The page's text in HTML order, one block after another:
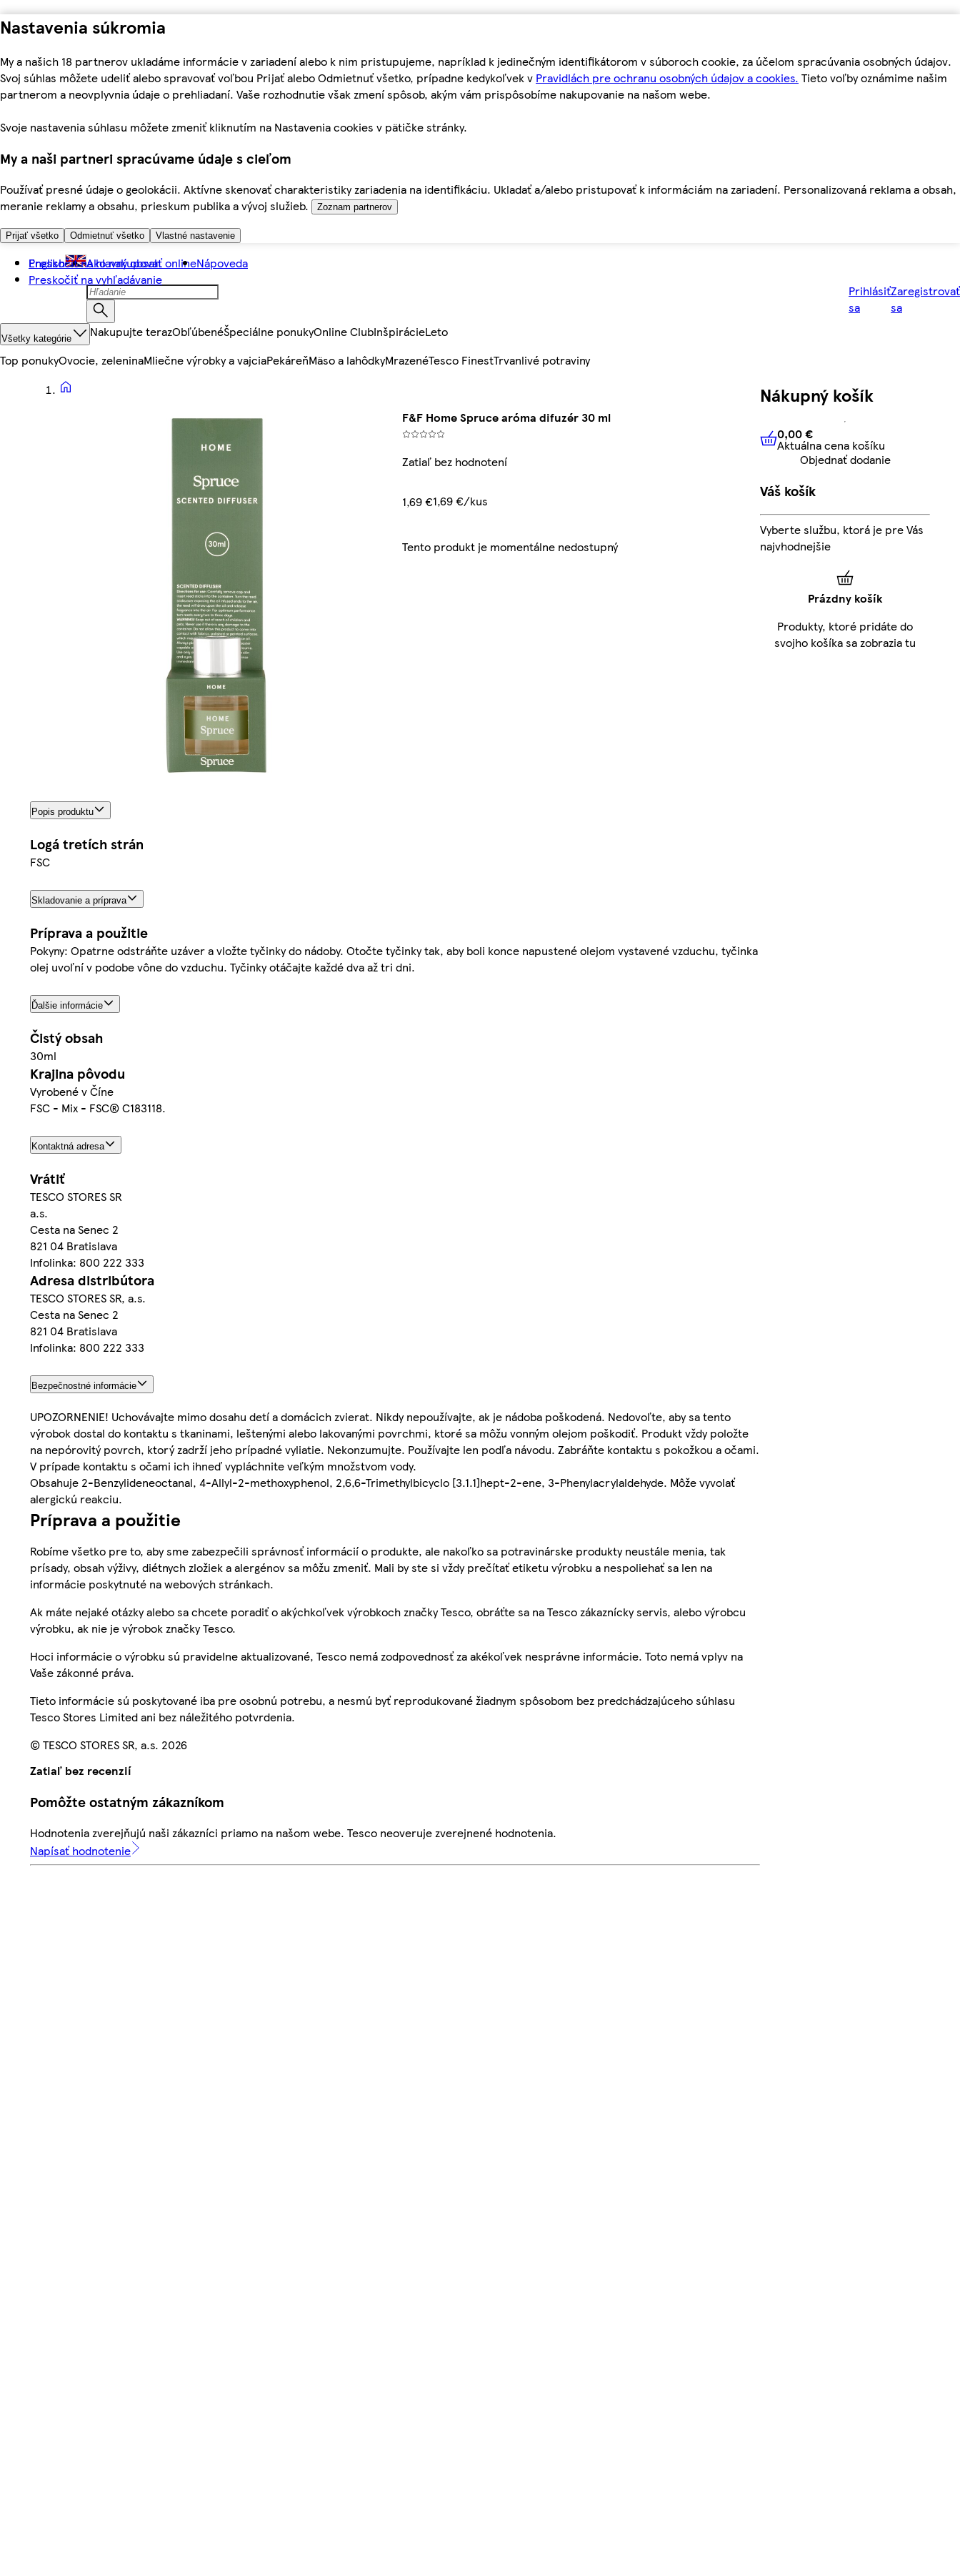
Nastavenia súkromia
My a našich 18 partnerov ukladáme informácie v zariadení alebo k nim pristupujeme, napríklad k jedinečným identifikátorom v súboroch cookie, za účelom spracúvania osobných údajov.
Svoj súhlas môžete udeliť alebo spravovať voľbou Prijať alebo Odmietnuť všetko, prípadne kedykoľvek v Pravidlách pre ochranu osobných údajov a cookies. Tieto voľby oznámime našim
partnerom a neovplyvnia údaje o prehliadaní. Vaše rozhodnutie však zmení spôsob, akým vám prispôsobíme nakupovanie na našom webe.
Svoje nastavenia súhlasu môžete zmeniť kliknutím na Nastavenia cookies v pätičke stránky.
My a naši partneri spracúvame údaje s cieľom
Používať presné údaje o geolokácii. Aktívne skenovať charakteristiky zariadenia na identifikáciu. Ukladať a/alebo pristupovať k informáciám na zariadení. Personalizovaná reklama a obsah,
meranie reklamy a obsahu, prieskum publika a vývoj služieb.
Zoznam partnerov
Prijať všetko Odmietnuť všetko Vlastné nastavenie
Preskočiť na hlavný obsah
Preskočiť na vyhľadávanie
English Ako nakupovať onlineNápoveda
Prihlásiť
sa
Zaregistrovať
sa
Všetky kategórie Nakupujte terazObľúbenéŠpeciálne ponukyOnline ClubInšpirácieLeto
Top ponukyOvocie, zeleninaMliečne výrobky a vajciaPekáreňMäso a lahôdkyMrazenéTesco FinestTrvanlivé potraviny
F&F Home Spruce aróma difuzér 30 ml
Zatiaľ bez hodnotení
1,69 €1,69 €/kus
Tento produkt je momentálne nedostupný
Popis produktu
Logá tretích strán
FSC
Skladovanie a príprava
Príprava a použitie
Pokyny: Opatrne odstráňte uzáver a vložte tyčinky do nádoby. Otočte tyčinky tak, aby boli konce napustené olejom vystavené vzduchu, tyčinka
olej uvoľní v podobe vône do vzduchu. Tyčinky otáčajte každé dva až tri dni.
Ďalšie informácie
Čistý obsah
30ml
Krajina pôvodu
Vyrobené v Číne
FSC - Mix - FSC® C183118.
Kontaktná adresa
Vrátiť
TESCO STORES SR
a.s.
Cesta na Senec 2
821 04 Bratislava
Infolinka: 800 222 333
Adresa distribútora
TESCO STORES SR, a.s.
Cesta na Senec 2
821 04 Bratislava
Infolinka: 800 222 333
Bezpečnostné informácie
UPOZORNENIE! Uchovávajte mimo dosahu detí a domácich zvierat. Nikdy nepoužívajte, ak je nádoba poškodená. Nedovoľte, aby sa tento
výrobok dostal do kontaktu s tkaninami, leštenými alebo lakovanými povrchmi, ktoré sa môžu vonným olejom poškodiť. Produkt vždy položte
na nepórovitý povrch, ktorý zadrží jeho prípadné vyliatie. Nekonzumujte. Používajte len podľa návodu. Zabráňte kontaktu s pokožkou a očami.
V prípade kontaktu s očami ich ihneď vypláchnite veľkým množstvom vody.
Obsahuje 2-Benzylideneoctanal, 4-Allyl-2-methoxyphenol, 2,6,6-Trimethylbicyclo [3.1.1]hept-2-ene, 3-Phenylacrylaldehyde. Môže vyvolať
alergickú reakciu.
Príprava a použitie
Robíme všetko pre to, aby sme zabezpečili správnosť informácií o produkte, ale nakoľko sa potravinárske produkty neustále menia, tak
prísady, obsah výživy, diétnych zložiek a alergénov sa môžu zmeniť. Mali by ste si vždy prečítať etiketu výrobku a nespoliehať sa len na
informácie poskytnuté na webových stránkach.
Ak máte nejaké otázky alebo sa chcete poradiť o akýchkoľvek výrobkoch značky Tesco, obráťte sa na Tesco zákaznícky servis, alebo výrobcu
výrobku, ak nie je výrobok značky Tesco.
Hoci informácie o výrobku sú pravidelne aktualizované, Tesco nemá zodpovednosť za akékoľvek nesprávne informácie. Toto nemá vplyv na
Vaše zákonné práva.
Tieto informácie sú poskytované iba pre osobnú potrebu, a nesmú byť reprodukované žiadnym spôsobom bez predchádzajúceho súhlasu
Tesco Stores Limited ani bez náležitého potvrdenia.
© TESCO STORES SR, a.s. 2026
Zatiaľ bez recenzií
Pomôžte ostatným zákazníkom
Hodnotenia zverejňujú naši zákazníci priamo na našom webe. Tesco neoveruje zverejnené hodnotenia.
Napísať hodnotenie
Nákupný košík
0,00 € Aktuálna cena košíku
0,00 €
Aktuálna cena košíku
Objednať dodanie
Váš košík
Vyberte službu, ktorá je pre Vás
najvhodnejšie
Prázdny košík
Produkty, ktoré pridáte do
svojho košíka sa zobrazia tu